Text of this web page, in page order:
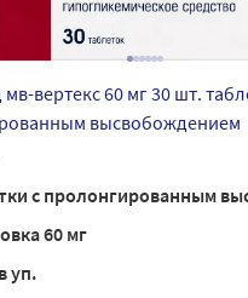
вертекс 60 мг 30 шт.
высвобождением
с пролонгированным
60 мг
уп.